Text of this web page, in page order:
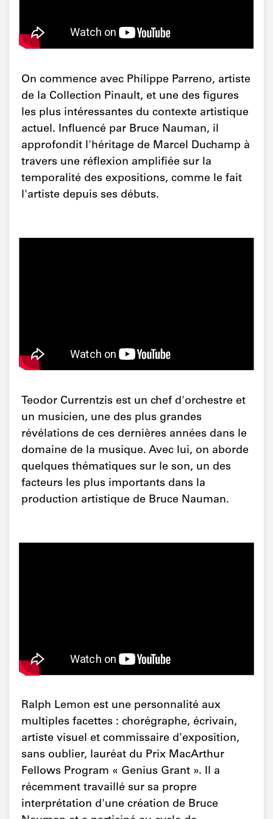
On commence avec Philippe Parreno, artiste
de la Collection Pinault, et une des figures
les plus intéressantes du contexte artistique
actuel. Influencé par Bruce Nauman, il
approfondit l'héritage de Marcel Duchamp à
travers une réflexion amplifiée sur la
temporalité des expositions, comme le fait
l'artiste depuis ses débuts.
Teodor Currentzis est un chef d'orchestre et
un musicien, une des plus grandes
révélations de ces dernières années dans le
domaine de la musique. Avec lui, on aborde
quelques thématiques sur le son, un des
facteurs les plus importants dans la
production artistique de Bruce Nauman.
Ralph Lemon est une personnalité aux
multiples facettes : chorégraphe, écrivain,
artiste visuel et commissaire d'exposition,
sans oublier, lauréat du Prix MacArthur
Fellows Program « Genius Grant ». Il a
récemment travaillé sur sa propre
interprétation d'une création de Bruce